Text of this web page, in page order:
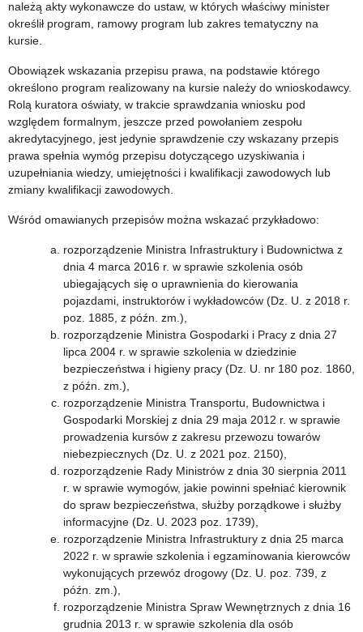
należą akty wykonawcze do ustaw, w których właściwy minister
określił program, ramowy program lub zakres tematyczny na
kursie.
Obowiązek wskazania przepisu prawa, na podstawie którego
określono program realizowany na kursie należy do wnioskodawcy.
Rolą kuratora oświaty, w trakcie sprawdzania wniosku pod
względem formalnym, jeszcze przed powołaniem zespołu
akredytacyjnego, jest jedynie sprawdzenie czy wskazany przepis
prawa spełnia wymóg przepisu dotyczącego uzyskiwania i
uzupełniania wiedzy, umiejętności i kwalifikacji zawodowych lub
zmiany kwalifikacji zawodowych.
Wśród omawianych przepisów można wskazać przykładowo:
rozporządzenie Ministra Infrastruktury i Budownictwa z
dnia 4 marca 2016 r. w sprawie szkolenia osób
ubiegających się o uprawnienia do kierowania
pojazdami, instruktorów i wykładowców (Dz. U. z 2018 r.
poz. 1885, z późn. zm.),
rozporządzenie Ministra Gospodarki i Pracy z dnia 27
lipca 2004 r. w sprawie szkolenia w dziedzinie
bezpieczeństwa i higieny pracy (Dz. U. nr 180 poz. 1860,
z późn. zm.),
rozporządzenie Ministra Transportu, Budownictwa i
Gospodarki Morskiej z dnia 29 maja 2012 r. w sprawie
prowadzenia kursów z zakresu przewozu towarów
niebezpiecznych (Dz. U. z 2021 poz. 2150),
rozporządzenie Rady Ministrów z dnia 30 sierpnia 2011
r. w sprawie wymogów, jakie powinni spełniać kierownik
do spraw bezpieczeństwa, służby porządkowe i służby
informacyjne (Dz. U. 2023 poz. 1739),
rozporządzenie Ministra Infrastruktury z dnia 25 marca
2022 r. w sprawie szkolenia i egzaminowania kierowców
wykonujących przewóz drogowy (Dz. U. poz. 739, z
późn. zm.),
rozporządzenie Ministra Spraw Wewnętrznych z dnia 16
grudnia 2013 r. w sprawie szkolenia dla osób